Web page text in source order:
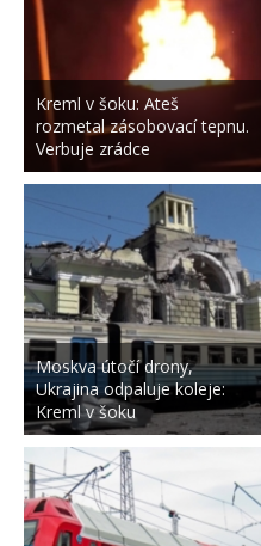
Kreml v šoku: Ateš
rozmetal zásobovací tepnu.
Verbuje zrádce
Moskva útočí drony,
Ukrajina odpaluje koleje:
Kreml v šoku